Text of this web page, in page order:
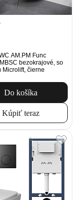
AM.PM Func
bezokrajové, so
Microlift, čierne
Do košíka
Kúpiť teraz